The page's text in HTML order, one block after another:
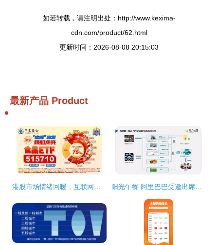
如若转载，请注明出处：http://www.kexima-
cdn.com/product/62.html
更新时间：2026-08-08 20:15:03
最新产品 Product